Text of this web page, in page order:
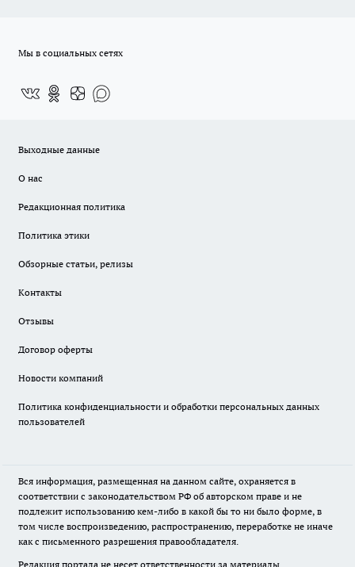
Мы в социальных сетях
Выходные данные
О нас
Редакционная политика
Политика этики
Обзорные статьи, релизы
Контакты
Отзывы
Договор оферты
Новости компаний
Политика конфиденциальности и обработки персональных данных
пользователей
Вся информация, размещенная на данном сайте, охраняется в
соответствии с законодательством РФ об авторском праве и не
подлежит использованию кем-либо в какой бы то ни было форме, в
том числе воспроизведению, распространению, переработке не иначе
как с письменного разрешения правообладателя.
Редакция портала не несет ответственности за материалы